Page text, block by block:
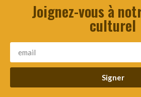
Joignez-vous à
culturel
Signer